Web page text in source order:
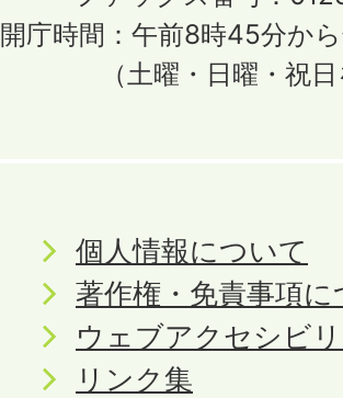
開庁時間：午前8時45分か
（土曜・日曜・祝
個人情報について
著作権・免責事項
ウェブアクセシビ
リンク集